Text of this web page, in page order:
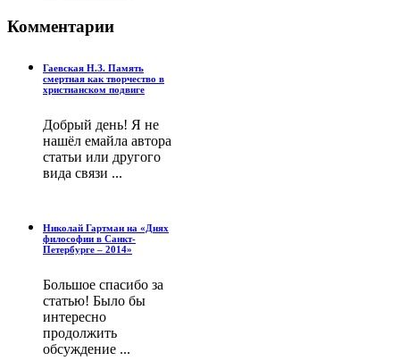
Комментарии
Гаевская Н.З. Память
смертная как творчество в
христианском подвиге
Добрый день! Я не
нашёл емайла автора
статьи или другого
вида связи ...
Николай Гартман на «Днях
философии в Санкт-
Петербурге – 2014»
Большое спасибо за
статью! Было бы
интересно
продолжить
обсуждение ...